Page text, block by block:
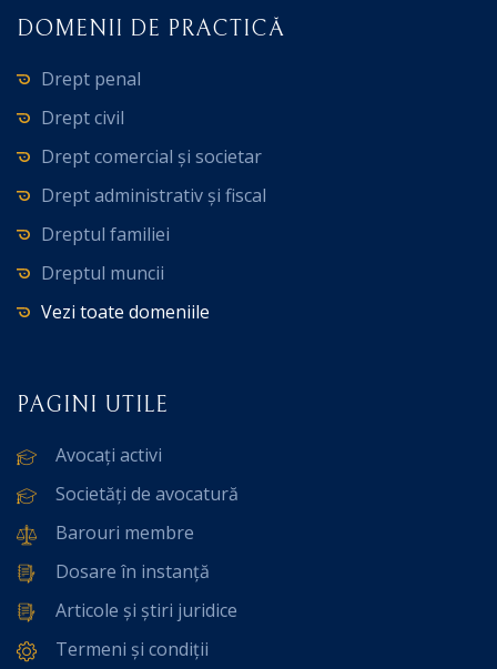
DOMENII DE PRACTICĂ
Drept penal
Drept civil
Drept comercial și societar
Drept administrativ și fiscal
Dreptul familiei
Dreptul muncii
Vezi toate domeniile
PAGINI UTILE
Avocați activi
Societăți de avocatură
Barouri membre
Dosare în instanță
Articole și știri juridice
Termeni și condiții